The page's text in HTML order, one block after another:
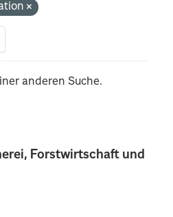
Forstwirtschaft und
anderen Suche.